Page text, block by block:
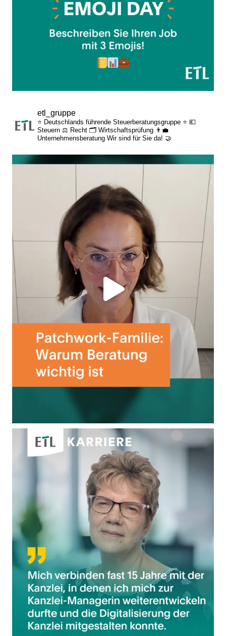
etl_gruppe
⭐ Deutschlands führende Steuerberatungsgruppe ⭐ 💶
Steuern ⚖️ Recht 🗂️ Wirtschaftsprüfung 👨‍💼
Unternehmensberatung Wir sind für Sie da! 🤝